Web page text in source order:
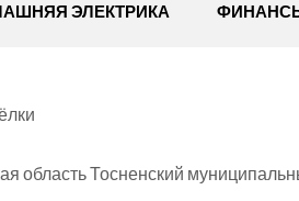
ЭЛЕКТРИКА
область Тосненский